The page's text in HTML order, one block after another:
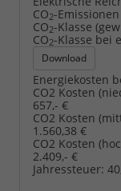
CO2-
CO2-Klasse
CO2-Klasse bei
Download
Energiekosten
CO2 Kosten
657,- €
CO2 Kosten
1.560,38 €
CO2 Kosten
2.409,- €
Jahressteuer: